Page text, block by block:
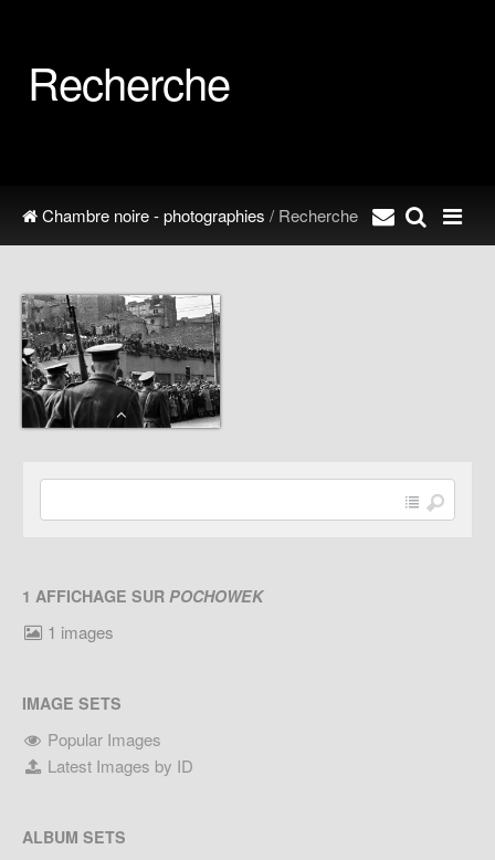
Recherche
Chambre noire - photographies / Recherche
1 AFFICHAGE SUR POCHOWEK
1 images
IMAGE SETS
Popular Images
Latest Images by ID
ALBUM SETS